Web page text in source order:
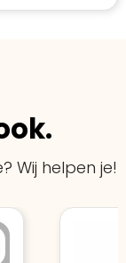
Wij helpen je!